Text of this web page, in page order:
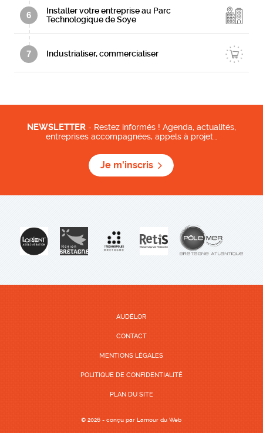
6
Installer votre entreprise au Parc
Technologique de Soye
7 Industrialiser, commercialiser
NEWSLETTER - Restez informés ! Agenda, actualités,
entreprises accompagnées, appels à projet…
Je m'inscris
AUDÉLOR
CONTACT
MENTIONS LÉGALES
POLITIQUE DE CONFIDENTIALITÉ
PLAN DU SITE
© 2026 - conçu parLamour du Web